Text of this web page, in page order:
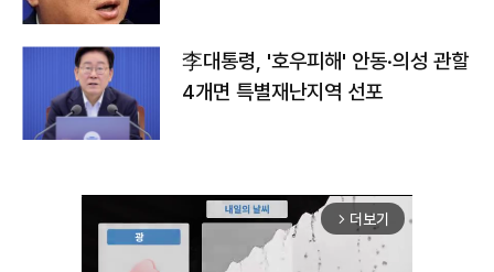
李대통령, '호우피해' 안동·의성 관할
4개면 특별재난지역 선포
arrow_forward_ios 더보기